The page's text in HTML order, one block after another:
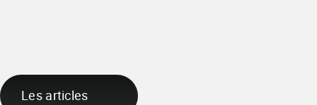
Les articles